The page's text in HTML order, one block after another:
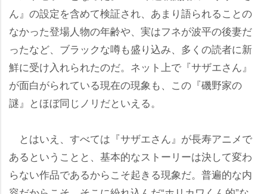
ん』の設定を含めて検証され、あまり語られることの
なかった登場人物の年齢や、実はフネが波平の後妻だ
ったなど、ブラックな噂も盛り込み、多くの読者に新
鮮に受け入れられたのだ。ネット上で『サザエさん』
が面白がられている現在の現象も、この『磯野家の
謎』とほぼ同じノリだといえる。
とはいえ、すべては『サザエさん』が長寿アニメで
あるということと、基本的なストーリーは決して変わ
らない作品であるからこそ起きる現象だ。普遍的な内